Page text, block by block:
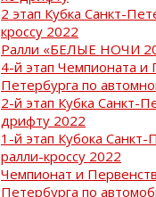
2 этап Кубка Санкт-
кроссу 2022
Ралли «БЕЛЫЕ НОЧИ
4-й этап Чемпионата и
Петербурга по
2-й этап Кубка Санкт-
дрифту 2022
1-й этап Кубока Санкт-
ралли-кроссу 2022
Чемпионат и
Петербурга по